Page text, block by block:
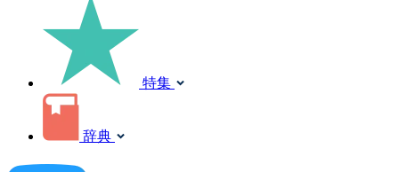
特集
辞典